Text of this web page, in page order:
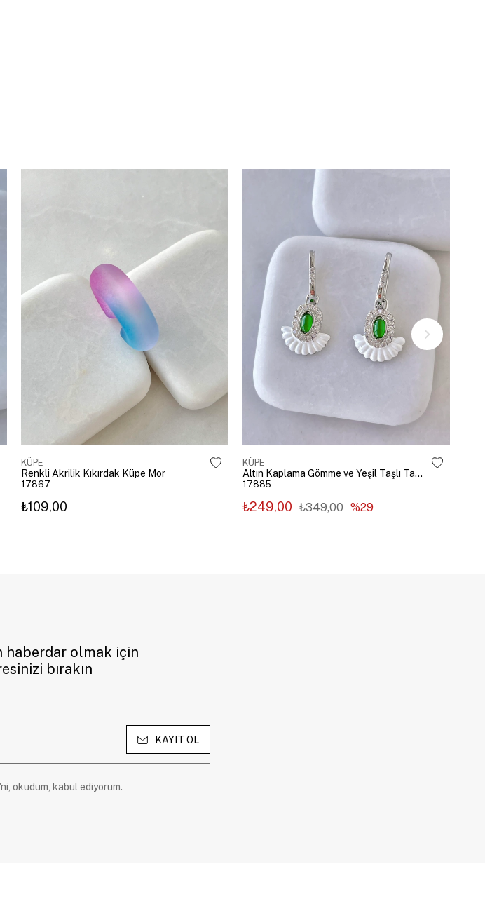
KÜPE
Renkli Akrilik Kıkırdak Küpe Mor
17867
₺109,00
KÜPE
Altın Kaplama Gömme ve Yeşil Taşlı Tasarım Küpe Gümüş
17885
₺249,00 ₺349,00 %29
haberdar olmak için
bırakın
KAYIT OL
okudum, kabul ediyorum.